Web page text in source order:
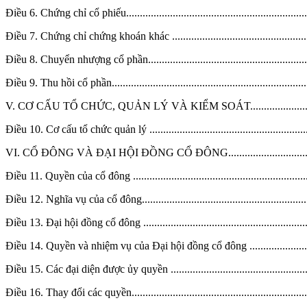
Điều 6. Chứng chỉ cổ
Điều 7. Chứng chỉ chứng khoán khác
Điều 8. Chuyển nhượng cổ
Điều 9. Thu hồi cổ
V. CƠ CẤU TỔ CHỨC, QUẢN LÝ VÀ KIỂM
Điều 10. Cơ cấu tổ chức quản lý
VI. CỔ ĐÔNG VÀ ĐẠI HỘI ĐỒNG CỔ
Điều 11. Quyền của cổ đông
Điều 12. Nghĩa vụ của cổ
Điều 13. Đại hội đồng cổ đông
Điều 14. Quyền và nhiệm vụ của Đại hội đồng cổ đông
Điều 15. Các đại diện được ủy quyền
Điều 16. Thay đổi các